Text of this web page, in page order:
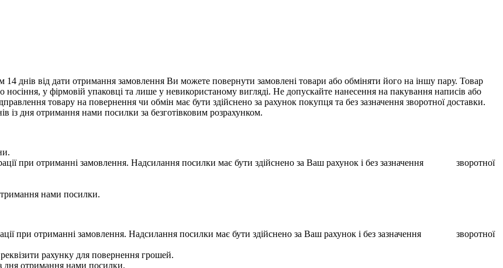
днів від дати отримання замовлення Ви можете повернути замовлені товари або обміняти його на іншу пару. Товар
у фірмовій упаковці та лише у невикористаному вигляді. Не допускайте нанесення на пакування написів або
товару на повернення чи обмін має бути здійснено за рахунок покупця та без зазначення зворотної доставки.
із дня отримання нами посилки за безготівковим розрахунком.
при отриманні замовлення. Надсилання посилки має бути здійснено за Ваш рахунок і без зазначення зворотної
нами посилки.
при отриманні замовлення. Надсилання посилки має бути здійснено за Ваш рахунок і без зазначення зворотної
рахунку для повернення грошей.
дня отримання нами посилки.